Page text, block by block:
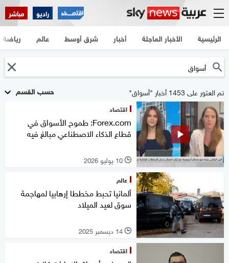
راديو مباشر
الرئيسية الأخبار العاجلة أخبار شرق أوسط عالم رياضة
حسب القسم تم العثور على 1453 أخبار "أسواق"
اقتصاد
Forex.com: طموح الأسواق في
قطاع الذكاء الاصطناعي مبالغ فيه
l 10 يوليو 2026
عالم
ألمانيا تحبط مخططا إرهابيا لمهاجمة
سوق لعيد الميلاد
l 14 ديسمبر 2025
اقتصاد